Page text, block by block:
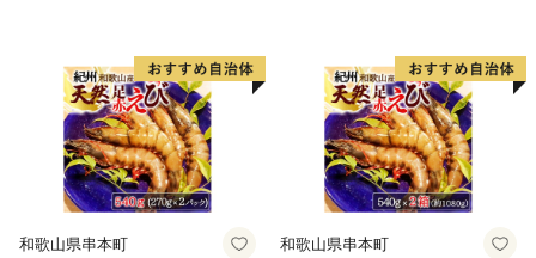
和歌山県串本町 和歌山県串本町